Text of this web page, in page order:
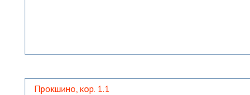
Прокшино, кор. 1.1